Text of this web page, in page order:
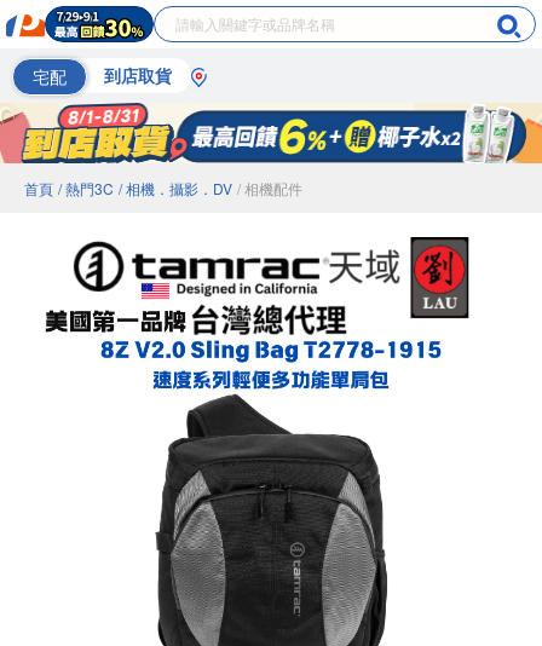
宅配 到店取貨
首頁 / 熱門3C / 相機．攝影．DV / 相機配件